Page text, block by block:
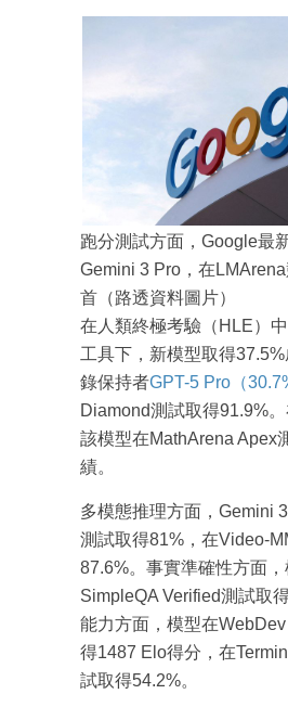
跑分測試方面，Google最
Gemini 3 Pro，在
首（路透資料圖片）
在人類終極考驗（HLE）
工具下，新模型取得
錄保持者GPT-5 Pro（
Diamond測試取得91.9%。
該模型在MathArena Apex
績。
多模態推理方面，Gemini
測試取得81%，在Video-
87.6%。事實準確性方面，
SimpleQA Verified測試取
能力方面，模型在
得1487 Elo得分，在
試取得54.2%。